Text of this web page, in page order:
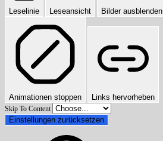
Leselinie Leseansicht Bilder ausblenden
Animationen stoppen Links hervorheben
Skip To Content
Einstellungen zurücksetzen